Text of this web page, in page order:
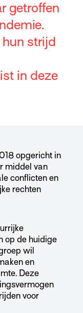
getroffen
strijd
in deze
opgericht in
middel van
conflicten en
rechten
op de huidige
wil
en
Deze
voor